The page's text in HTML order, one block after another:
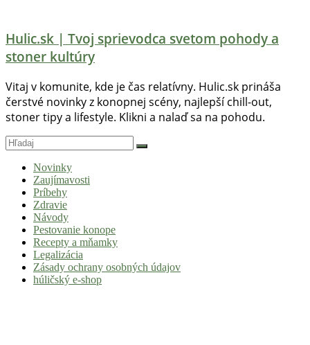
Hulic.sk | Tvoj sprievodca svetom pohody a
stoner kultúry
Vitaj v komunite, kde je čas relatívny. Hulic.sk prináša
čerstvé novinky z konopnej scény, najlepší chill-out,
stoner tipy a lifestyle. Klikni a nalaď sa na pohodu.
Novinky
Zaujímavosti
Príbehy
Zdravie
Návody
Pestovanie konope
Recepty a mňamky
Legalizácia
Zásady ochrany osobných údajov
húličský e-shop